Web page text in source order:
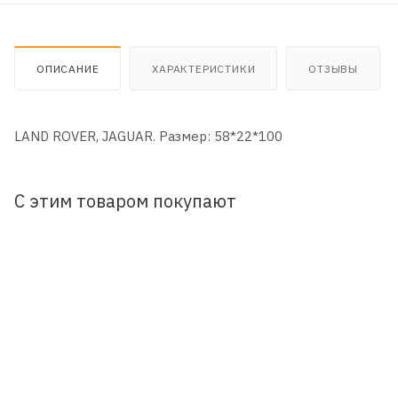
ОПИСАНИЕ ХАРАКТЕРИСТИКИ ОТЗЫВЫ
LAND ROVER, JAGUAR. Размер: 58*22*100
С этим товаром покупают